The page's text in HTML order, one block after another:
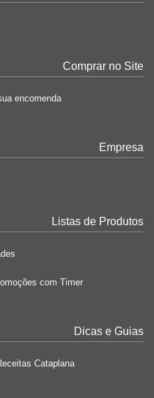
Comprar no Site
encomenda
Empresa
Listas de Produtos
com Timer
Dicas e Guias
Cataplana